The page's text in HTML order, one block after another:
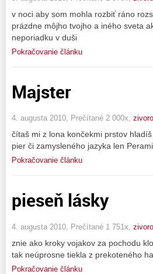
v noci aby som mohla rozbiť ráno
prázdne môjho tvojho a iného sveta
neporiadku v duši
Pokračovanie článku
Majster
4. augusta 2010, Prečítané 2 000x,
čítaš mi z lona končekmi prstov
pier či zamysleného jazyka len
Pokračovanie článku
pieseň lásky
4. augusta 2010, Prečítané 1 751x,
znie ako kroky vojakov za pochodu
tak neúprosne tiekla z prekoteného
Pokračovanie článku